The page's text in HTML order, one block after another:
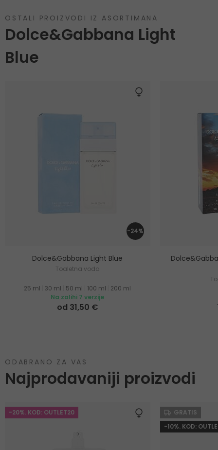
OSTALI PROIZVODI IZ ASORTIMANA
Dolce&Gabbana Light
Blue
-24%
Dolce&Gabbana Light Blue
Toaletna voda
25 ml |30 ml 50 ml 100 ml
200 ml
Na zalihi 7 verzije
od 31,50 €
ODABRANO ZA VAS
Najprodavaniji proizvodi
-20%. KOD: OUTLET20
GRATIS
-10%. KOD: